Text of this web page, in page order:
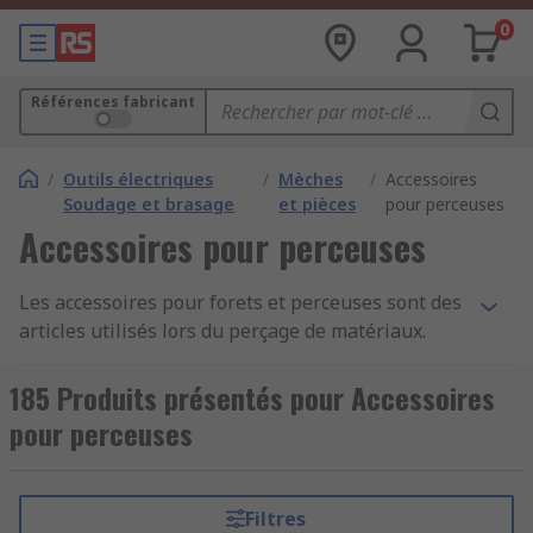
0
Références fabricant
/ Outils électriques
Soudage et brasage
/ Mèches
et pièces
/ Accessoires
pour perceuses
Accessoires pour perceuses
Les accessoires pour forets et perceuses sont des
articles utilisés lors du perçage de matériaux.
d'accessoires pour répondre à vos besoins avec
les plus grandes marques comme par exemple
DeWalt, Makita, Bosch, Dormer et RS PRO. Que
rechange, un adaptateur de foret ou des
185 Produits présentés pour Accessoires
pour perceuses
Filtres